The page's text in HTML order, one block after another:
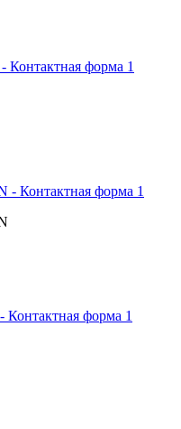
- Контактная форма 1
- Контактная форма 1
- Контактная форма 1